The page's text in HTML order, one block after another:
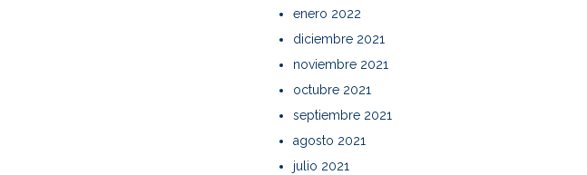
enero 2022
diciembre 2021
noviembre 2021
octubre 2021
septiembre 2021
agosto 2021
julio 2021